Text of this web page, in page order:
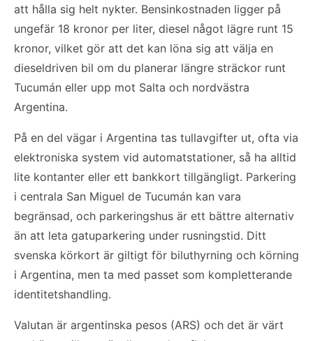
att hålla sig helt nykter. Bensinkostnaden ligger på
ungefär 18 kronor per liter, diesel något lägre runt 15
kronor, vilket gör att det kan löna sig att välja en
dieseldriven bil om du planerar längre sträckor runt
Tucumán eller upp mot Salta och nordvästra
Argentina.
På en del vägar i Argentina tas tullavgifter ut, ofta via
elektroniska system vid automatstationer, så ha alltid
lite kontanter eller ett bankkort tillgängligt. Parkering
i centrala San Miguel de Tucumán kan vara
begränsad, och parkeringshus är ett bättre alternativ
än att leta gatuparkering under rusningstid. Ditt
svenska körkort är giltigt för biluthyrning och körning
i Argentina, men ta med passet som kompletterande
identitetshandling.
Valutan är argentinska pesos (ARS) och det är värt